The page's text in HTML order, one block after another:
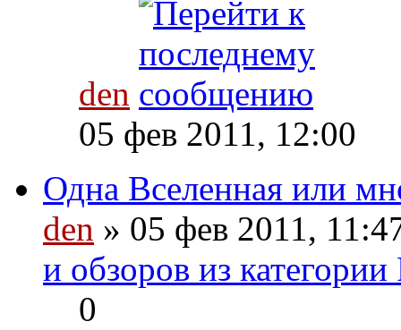
den
05 фев 2011, 12:00
Одна Вселенная или
den » 05 фев 2011,
и обзоров из категории
0